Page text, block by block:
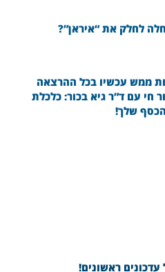
לחלק את “איראן”?
ממש עכשיו בכל ההרצאה
חי עם ד”ר גיא בכור: כלכלת
שלך!
עדכונים ראשונים!